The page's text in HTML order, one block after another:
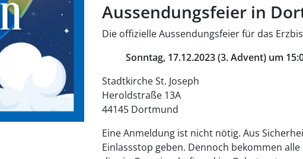
Aussendungsfeier in
Die offizielle Aussendungsfeier für das
Sonntag, 17.12.2023 (3. Advent) um
Stadtkirche St. Joseph
Heroldstraße 13A
44145 Dortmund
Eine Anmeldung ist nicht nötig. Aus
Einlassstop geben. Dennoch bekommen